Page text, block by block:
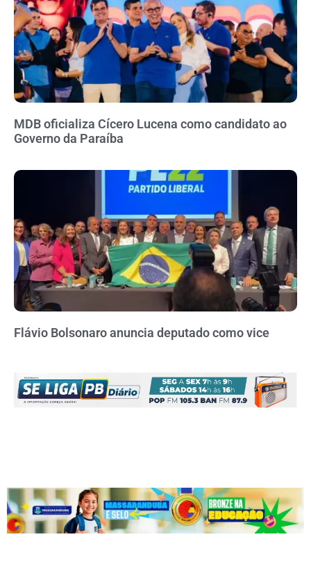
MDB oficializa Cícero Lucena como candidato ao
Governo da Paraíba
Flávio Bolsonaro anuncia deputado como vice